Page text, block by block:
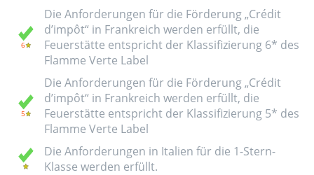
Die Anforderungen für die Förderung „Crédit
d’impôt“ in Frankreich werden erfüllt, die
Feuerstätte entspricht der Klassifizierung 6* des
Flamme Verte Label
Die Anforderungen für die Förderung „Crédit
d’impôt“ in Frankreich werden erfüllt, die
Feuerstätte entspricht der Klassifizierung 5* des
Flamme Verte Label
Die Anforderungen in Italien für die 1-Stern-
Klasse werden erfüllt.